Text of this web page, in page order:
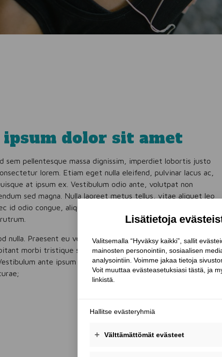
dolor sit amet
sem pellentesque massa dignissim, imperdiet lobortis justo
lorem. Etiam eget nulla eleifend, pulvinar lacus ac,
at ipsum ex. Vestibulum odio ante, volutpat non
sed magna. Nulla laoreet metus tellus, vitae aliquet leo
id odio congue, aliquet odio ut, luctus ligula. In faucibus arcu
nulla. Praesent eu velit eu erat luctus dignissim in at mauris.
morbi tristique senectus et netus et malesuada fames ac
ante ipsum primis in faucibus orci luctus et ultrices